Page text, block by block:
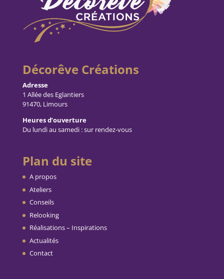
Décorêve Créations
Adresse
1 Allée des Eglantiers
91470, Limours
Heures d’ouverture
Du lundi au samedi : sur rendez-vous
Plan du site
A propos
Ateliers
Conseils
Relooking
Réalisations – Inspirations
Actualités
Contact